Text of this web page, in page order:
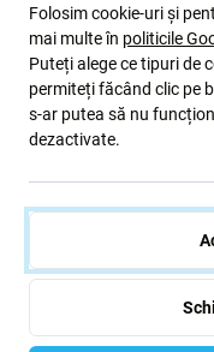
Capac
Galaxy S10
Dacă dispozitivul
Calitatea pieselor de
Calitate: Service
Folosim cookie-uri și
mai multe în politicile
Puteți alege ce tipuri de
permiteți făcând clic pe
s-ar putea să nu
dezactivate.